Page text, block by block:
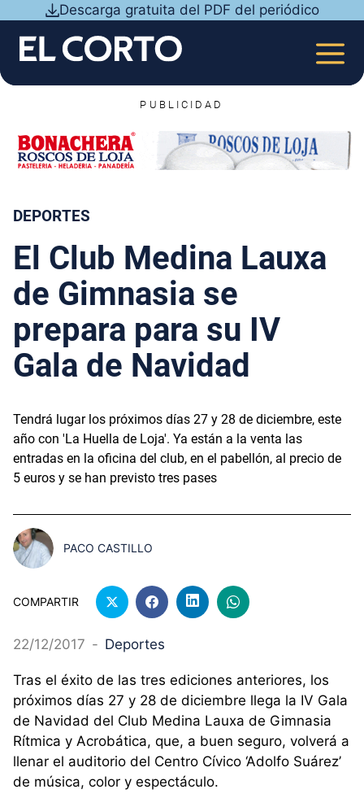
contenido
Descarga gratuita del PDF del periódico
PUBLICIDAD
DEPORTES
El Club Medina Lauxa
de Gimnasia se
prepara para su IV
Gala de Navidad
Tendrá lugar los próximos días 27 y 28 de diciembre, este
año con 'La Huella de Loja'. Ya están a la venta las
entradas en la oficina del club, en el pabellón, al precio de
5 euros y se han previsto tres pases
PACO CASTILLO
COMPARTIR
22/12/2017 - Deportes
Tras el éxito de las tres ediciones anteriores, los
próximos días 27 y 28 de diciembre llega la IV Gala
de Navidad del Club Medina Lauxa de Gimnasia
Rítmica y Acrobática, que, a buen seguro, volverá a
llenar el auditorio del Centro Cívico ‘Adolfo Suárez’
de música, color y espectáculo.